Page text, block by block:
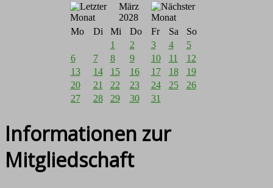
März
2028
Mo
Di Mi Do Fr Sa
So
1
2 3 4
5
6
7 8 9 10 11
12
13
14 15 16 17 18
19
20
21 22 23 24 25
26
27
28 29 30 31
Informationen zur
Mitgliedschaft